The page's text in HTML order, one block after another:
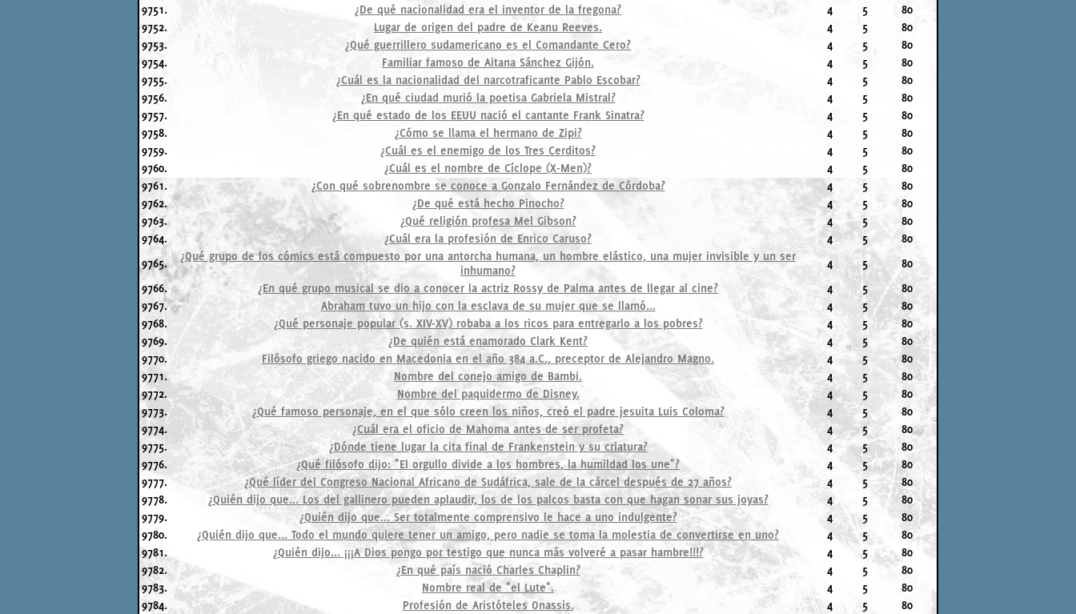
9751.
¿De qué nacionalidad era el inventor de la fregona? 4 5
80
9752.
Lugar de origen del padre de Keanu Reeves. 4 5
80
9753.
¿Qué guerrillero sudamericano es el Comandante Cero? 4 5
80
9754.
Familiar famoso de Aitana Sánchez Gijón. 4 5
80
9755.
¿Cuál es la nacionalidad del narcotraficante Pablo Escobar? 4 5
80
9756.
¿En qué ciudad murió la poetisa Gabriela Mistral? 4 5
80
9757.
¿En qué estado de los EEUU nació el cantante Frank Sinatra? 4 5
80
9758.
¿Cómo se llama el hermano de Zipi? 4 5
80
9759.
¿Cuál es el enemigo de los Tres Cerditos? 4 5
80
9760.
¿Cuál es el nombre de Cíclope (X-Men)? 4 5
80
9761.
¿Con qué sobrenombre se conoce a Gonzalo Fernández de Córdoba? 4 5
80
9762.
¿De qué está hecho Pinocho? 4 5
80
9763.
¿Qué religión profesa Mel Gibson? 4 5
80
9764.
¿Cuál era la profesión de Enrico Caruso? 4 5
80
9765.
¿Qué grupo de los cómics está compuesto por una antorcha humana, un hombre elástico, una mujer invisible y un ser
inhumano?
4 5
80
9766.
¿En qué grupo musical se dio a conocer la actriz Rossy de Palma antes de llegar al cine? 4 5
80
9767.
Abraham tuvo un hijo con la esclava de su mujer que se llamó... 4 5
80
9768.
¿Qué personaje popular (s. XIV-XV) robaba a los ricos para entregarlo a los pobres? 4 5
80
9769.
¿De quién está enamorado Clark Kent? 4 5
80
9770.
Filósofo griego nacido en Macedonia en el año 384 a.C., preceptor de Alejandro Magno. 4 5
80
9771.
Nombre del conejo amigo de Bambi. 4 5
80
9772.
Nombre del paquidermo de Disney. 4 5
80
9773.
¿Qué famoso personaje, en el que sólo creen los niños, creó el padre jesuita Luis Coloma? 4 5
80
9774.
¿Cuál era el oficio de Mahoma antes de ser profeta? 4 5
80
9775.
¿Dónde tiene lugar la cita final de Frankenstein y su criatura? 4 5
80
9776.
¿Qué filósofo dijo: "El orgullo divide a los hombres, la humildad los une"? 4 5
80
9777.
¿Qué líder del Congreso Nacional Africano de Sudáfrica, sale de la cárcel después de 27 años? 4 5
80
9778.
¿Quién dijo que... Los del gallinero pueden aplaudir, los de los palcos basta con que hagan sonar sus joyas? 4 5
80
9779.
¿Quién dijo que... Ser totalmente comprensivo le hace a uno indulgente? 4 5
80
9780.
¿Quién dijo que... Todo el mundo quiere tener un amigo, pero nadie se toma la molestia de convertirse en uno? 4 5
80
9781.
¿Quién dijo... ¡¡¡A Dios pongo por testigo que nunca más volveré a pasar hambre!!!? 4 5
80
9782.
¿En qué país nació Charles Chaplin? 4 5
80
9783.
Nombre real de "el Lute". 4 5
80
9784.
Profesión de Aristóteles Onassis. 4 5
80